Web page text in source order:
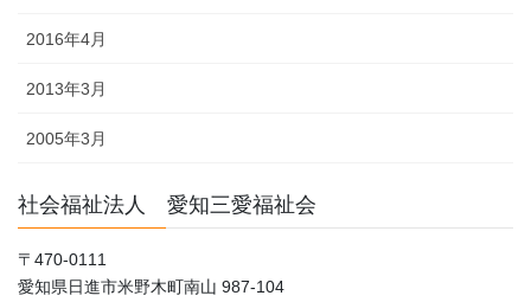
2016年4月
2013年3月
2005年3月
社会福祉法人 愛知三愛福祉会
〒470-0111
愛知県日進市米野木町南山 987-104